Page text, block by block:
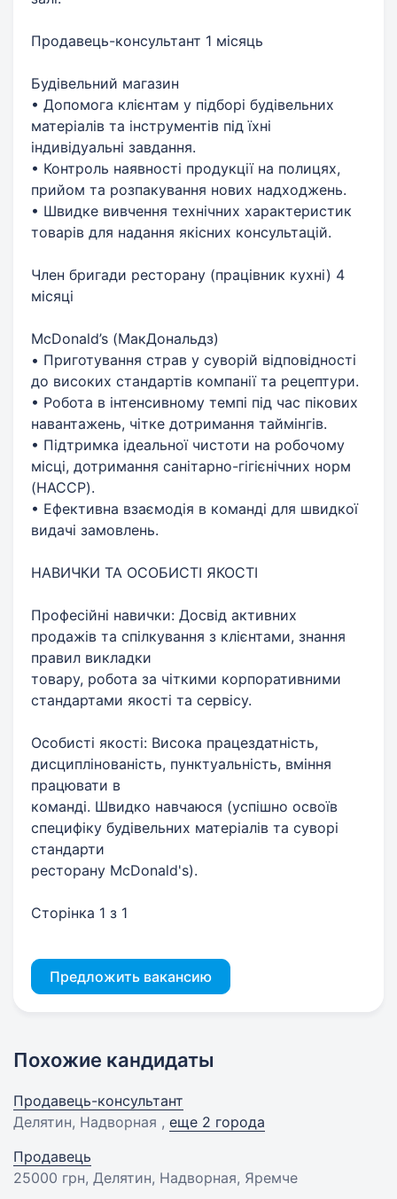
Продавець-консультант 1 місяць
Будівельний магазин
• Допомога клієнтам у підборі будівельних
матеріалів та інструментів під їхні
індивідуальні завдання.
• Контроль наявності продукції на полицях,
прийом та розпакування нових надходжень.
• Швидке вивчення технічних характеристик
товарів для надання якісних консультацій.
Член бригади ресторану (працівник кухні) 4
місяці
McDonald’s (МакДональдз)
• Приготування страв у суворій відповідності
до високих стандартів компанії та рецептури.
• Робота в інтенсивному темпі під час пікових
навантажень, чітке дотримання таймінгів.
• Підтримка ідеальної чистоти на робочому
місці, дотримання санітарно-гігієнічних норм
(HACCP).
• Ефективна взаємодія в команді для швидкої
видачі замовлень.
НАВИЧКИ ТА ОСОБИСТІ ЯКОСТІ
Професійні навички: Досвід активних
продажів та спілкування з клієнтами, знання
правил викладки
товару, робота за чіткими корпоративними
стандартами якості та сервісу.
Особисті якості: Висока працездатність,
дисциплінованість, пунктуальність, вміння
працювати в
команді. Швидко навчаюся (успішно освоїв
специфіку будівельних матеріалів та суворі
стандарти
ресторану McDonald's).
Сторінка 1 з 1
Предложить вакансию
Похожие кандидаты
Продавець-консультант
Делятин, Надворная , еще 2 города
Продавець
25000 грн, Делятин, Надворная, Яремче